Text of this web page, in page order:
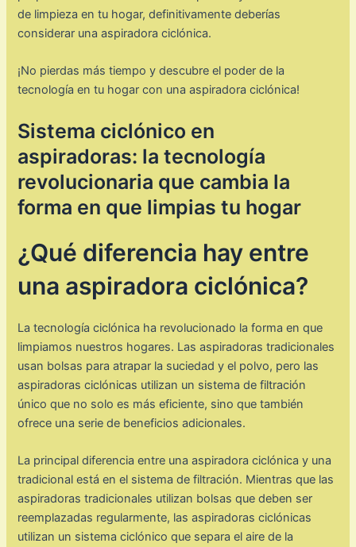
de limpieza en tu hogar, definitivamente deberías
considerar una aspiradora ciclónica.
¡No pierdas más tiempo y descubre el poder de la
tecnología en tu hogar con una aspiradora ciclónica!
Sistema ciclónico en
aspiradoras: la tecnología
revolucionaria que cambia la
forma en que limpias tu hogar
¿Qué diferencia hay entre
una aspiradora ciclónica?
La tecnología ciclónica ha revolucionado la forma en que
limpiamos nuestros hogares. Las aspiradoras tradicionales
usan bolsas para atrapar la suciedad y el polvo, pero las
aspiradoras ciclónicas utilizan un sistema de filtración
único que no solo es más eficiente, sino que también
ofrece una serie de beneficios adicionales.
La principal diferencia entre una aspiradora ciclónica y una
tradicional está en el sistema de filtración. Mientras que las
aspiradoras tradicionales utilizan bolsas que deben ser
reemplazadas regularmente, las aspiradoras ciclónicas
utilizan un sistema ciclónico que separa el aire de la